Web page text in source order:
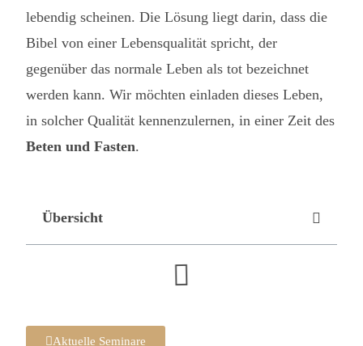
lebendig scheinen. Die Lösung liegt darin, dass die
Bibel von einer Lebensqualität spricht, der
gegenüber das normale Leben als tot bezeichnet
werden kann. Wir möchten einladen dieses Leben,
in solcher Qualität kennenzulernen, in einer Zeit des
Beten und Fasten.
Übersicht
Aktuelle Seminare